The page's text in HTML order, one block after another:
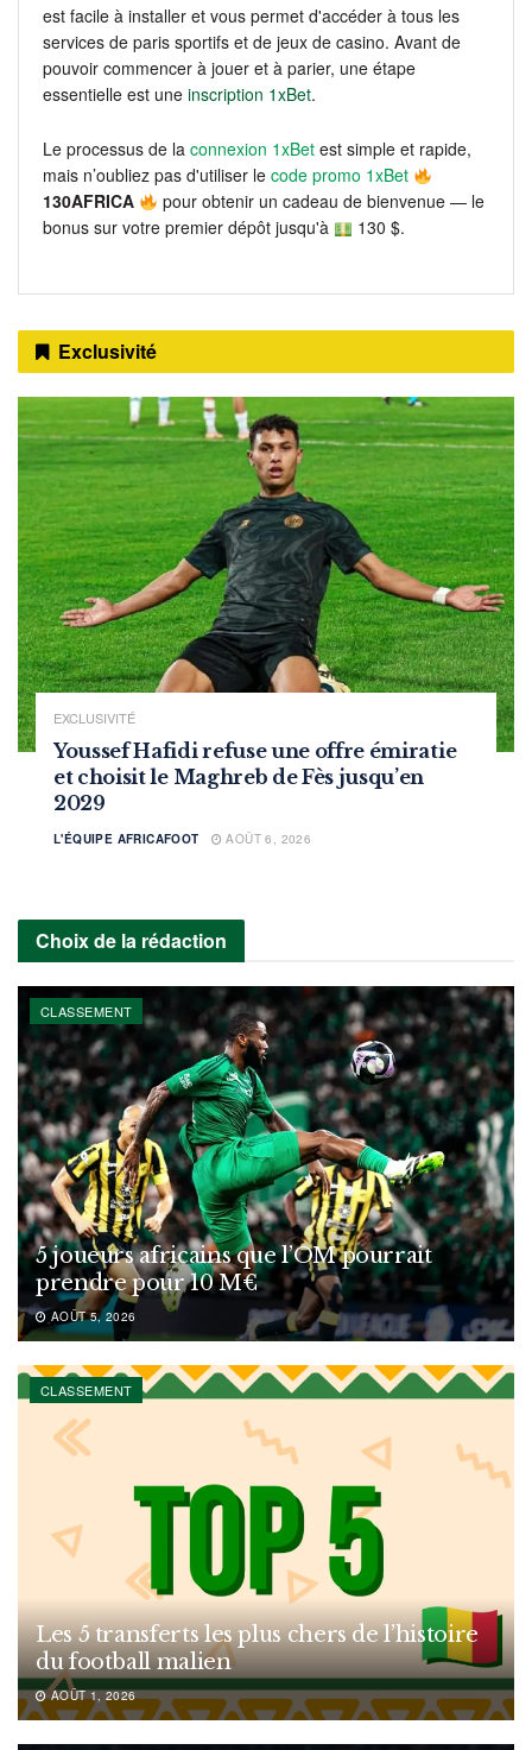
est facile à installer et vous permet d'accéder à tous les
services de paris sportifs et de jeux de casino. Avant de
pouvoir commencer à jouer et à parier, une étape
essentielle est une inscription 1xBet.
Le processus de la connexion 1xBet est simple et rapide,
mais n’oubliez pas d'utiliser le code promo 1xBet
130AFRICA
pour obtenir un cadeau de bienvenue — le
bonus sur votre premier dépôt jusqu'à
130 $.
Exclusivité
EXCLUSIVITÉ
Youssef Hafidi refuse une offre émiratie
et choisit le Maghreb de Fès jusqu’en
2029
L'ÉQUIPE AFRICAFOOT AOÛT 6, 2026
Choix de la rédaction
CLASSEMENT
5 joueurs africains que l’OM pourrait
prendre pour 10 M€
AOÛT 5, 2026
CLASSEMENT
Les 5 transferts les plus chers de l’histoire
du football malien
AOÛT 1, 2026